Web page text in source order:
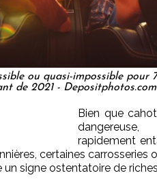
ou quasi-impossible pour
de 2021 -
Bien que
rapidement
certaines carrosseries
signe ostentatoire de